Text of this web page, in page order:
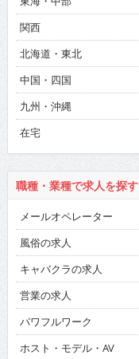
関西
北海道・東北
中国・四国
九州・沖縄
在宅
職種・業種で求人を探す
メールオペレーター
風俗の求人
キャバクラの求人
営業の求人
パワフルワーク
ホスト・モデル・AV